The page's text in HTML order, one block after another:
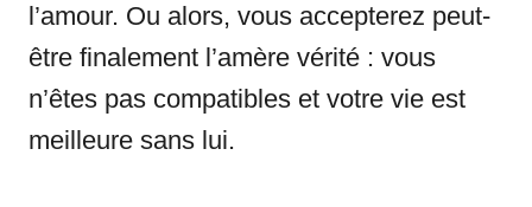
l’amour. Ou alors, vous accepterez peut-
être finalement l’amère vérité : vous
n’êtes pas compatibles et votre vie est
meilleure sans lui.